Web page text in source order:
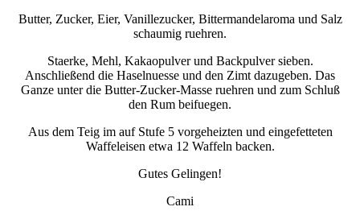
Butter, Zucker, Eier, Vanillezucker, Bittermandelaroma und Salz
schaumig ruehren.
Staerke, Mehl, Kakaopulver und Backpulver sieben.
Anschließend die Haselnuesse und den Zimt dazugeben. Das
Ganze unter die Butter-Zucker-Masse ruehren und zum Schluß
den Rum beifuegen.
Aus dem Teig im auf Stufe 5 vorgeheizten und eingefetteten
Waffeleisen etwa 12 Waffeln backen.
Gutes Gelingen!
Cami